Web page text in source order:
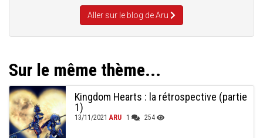
Aller sur le blog de Aru
Sur le même thème...
Kingdom Hearts : la rétrospective (partie
1)
13/11/2021ARU 1 254